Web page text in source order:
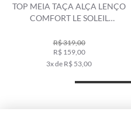
TOP MEIA TAÇA ALÇA LENÇO
COMFORT LE SOLEIL
R$ 319,00
R$ 159,00
3x de R$ 53,00